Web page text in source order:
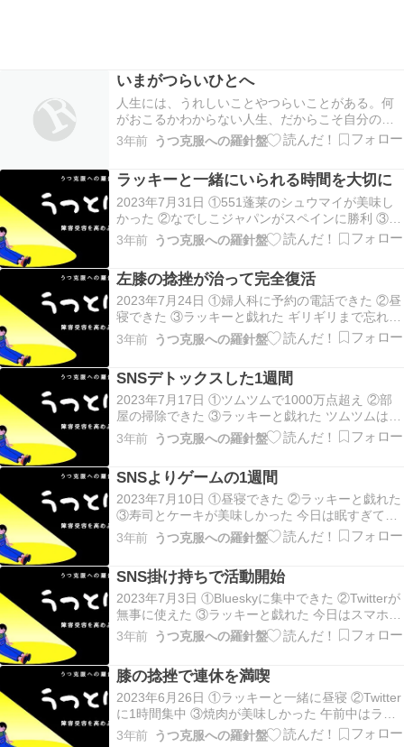
いまがつらいひとへ
人生には、うれしいことやつらいことがある。何
がおこるかわからない人生、だからこそ自分の選
択や気持ちに向き合うことは大切。日々の中で後
悔しないように、一生懸命にがんばるのがおすす
ことが大切。いかなる困難があろうとも、自分の
使命に気づい…
3年前 うつ克服への羅針盤
ラッキーと一緒にいられる時間を大切に
2023年7月31日 ①551蓬莱のシュウマイが美味し
かった ②なでしこジャパンがスペインに勝利 ③ラ
ッキーと戯れた 昼はシュウマイ、ジューシーとい
う言葉が似合う味だった。 女子W杯、スペイン戦
ったけど勝てて良き。 今日もラッキー…
3年前 うつ克服への羅針盤
左膝の捻挫が治って完全復活
2023年7月24日 ①婦人科に予約の電話できた ②昼
寝できた ③ラッキーと戯れた ギリギリまで忘れて
たけど、今週末で薬がなくなるため、婦人科に明
日の通院を申し込んで予約完了。 昼からはひたす
でることに成功し、ラッキーの不審な行動が面…
3年前 うつ克服への羅針盤
SNSデトックスした1週間
2023年7月17日 ①ツムツムで1000万点超え ②部
屋の掃除できた ③ラッキーと戯れた ツムツムはシ
ンデレラとアイテムのおかげで1000万点超え、タ
イムボムが出たのも良き。 昼寝後は、汗だくにな
キーの相手、今日もなでることができて…
3年前 うつ克服への羅針盤
SNSよりゲームの1週間
2023年7月10日 ①昼寝できた ②ラッキーと戯れた
③寿司とケーキが美味しかった 今日は眠すぎて昼
寝タイム、起きたら横でラッキーも寝ていてびっ
くり、ラッキーを肩に乗せたり、なでたりして癒
はテイクアウトの寿司とシャトレーゼのケーキ…
3年前 うつ克服への羅針盤
SNS掛け持ちで活動開始
2023年7月3日 ①Blueskyに集中できた ②Twitterが
無事に使えた ③ラッキーと戯れた 今日はスマホと
パソコン両方駆使して、Blueskyと Twitterタイム。
Twitter控えめに使ってたはずが結構アクティブに
こ…
3年前 うつ克服への羅針盤
膝の捻挫で連休を満喫
2023年6月26日 ①ラッキーと一緒に昼寝 ②Twitter
に1時間集中 ③焼肉が美味しかった 午前中はラッ
キーをケージに閉じ込めてゆっくり休み、昼食後
3年前 うつ克服への羅針盤